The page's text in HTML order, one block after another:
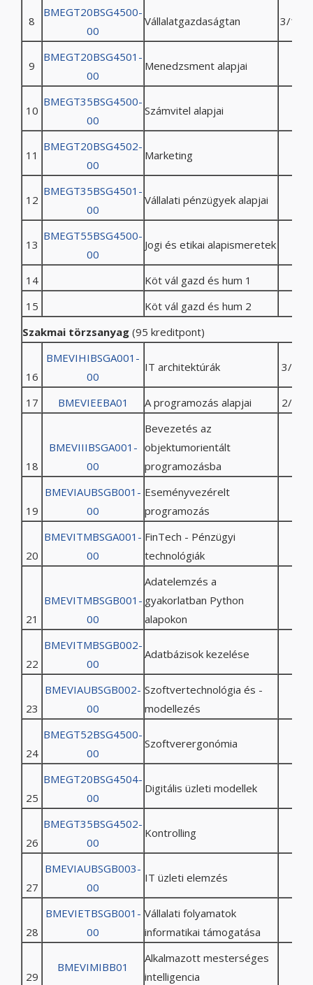
8
BMEGT20BSG4500-
00
Vállalatgazdaságtan 3/1/
9
BMEGT20BSG4501-
00
Menedzsment alapjai
10
BMEGT35BSG4500-
00
Számvitel alapjai
11
BMEGT20BSG4502-
00
Marketing
12
BMEGT35BSG4501-
00
Vállalati pénzügyek alapjai
13
BMEGT55BSG4500-
00
Jogi és etikai alapismeretek
14
Köt vál gazd és hum 1
15
Köt vál gazd és hum 2
Szakmai törzsanyag (95 kreditpont)
16
BMEVIHIBSGA001-
00
IT architektúrák 3/1/
17 BMEVIEEBA01 A programozás alapjai 2/0/
18
BMEVIIIBSGA001-
00
Bevezetés az
objektumorientált
programozásba
19
BMEVIAUBSGB001-
00
Eseményvezérelt
programozás
20
BMEVITMBSGA001-
00
FinTech - Pénzügyi
technológiák
21
BMEVITMBSGB001-
00
Adatelemzés a
gyakorlatban Python
alapokon
22
BMEVITMBSGB002-
00
Adatbázisok kezelése
23
BMEVIAUBSGB002-
00
Szoftvertechnológia és -
modellezés
24
BMEGT52BSG4500-
00
Szoftverergonómia
25
BMEGT20BSG4504-
00
Digitális üzleti modellek
26
BMEGT35BSG4502-
00
Kontrolling
27
BMEVIAUBSGB003-
00
IT üzleti elemzés
28
BMEVIETBSGB001-
00
Vállalati folyamatok
informatikai támogatása
29
BMEVIMIBB01
Alkalmazott mesterséges
intelligencia